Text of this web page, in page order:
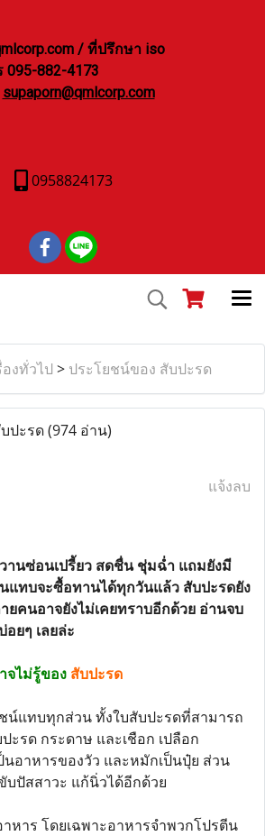
/ ที่ปรึกษา iso
095-882-4173
supaporn@qmlcorp.com
0958824173
องทั่วไป > ประโยชน์ของ สับปะรด
ปะรด(974 อ่าน)
แจ้งลบ
านซ่อนเปรี้ยว สดชื่น ชุ่มฉ่ำ แถมยังมี
แทบจะซื้อทานได้ทุกวันแล้ว สับปะรดยัง
คนอาจยังไม่เคยทราบอีกด้วย อ่านจบ
ยๆ เลยล่ะ
จไม่รู้ของ สับปะรด
น์แทบทุกส่วน ทั้งใบสับปะรดที่สามารถ
ะรด กระดาษ และเชือก เปลือก
อาหารของวัว และหมักเป็นปุ๋ย ส่วน
ปัสสาวะ แก้นิ่วได้อีกด้วย
หาร โดยเฉพาะอาหารจำพวกโปรตีน